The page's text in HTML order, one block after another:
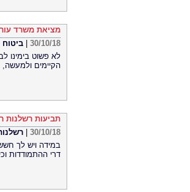
מציאת משרד
30/10/18
ביטוח
לא פשוט בימינו
הקיימים
תביעות רשלנות
30/10/18
במידה ויש לך
דרי ההתמודדות